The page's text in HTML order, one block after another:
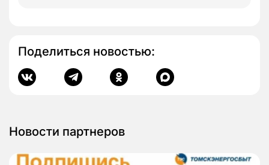
Поделиться новостью:
Новости партнеров